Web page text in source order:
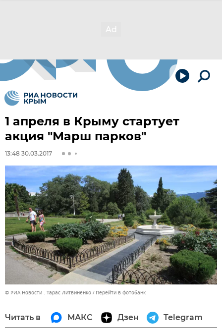
1 апреля в Крыму стартует
акция "Марш парков"
13:48 30.03.2017
© РИА Новости . Тарас Литвиненко Перейти в фотобанк
Читать в МАКС Дзен Telegram